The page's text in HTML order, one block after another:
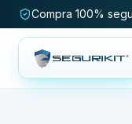
Compra 100%